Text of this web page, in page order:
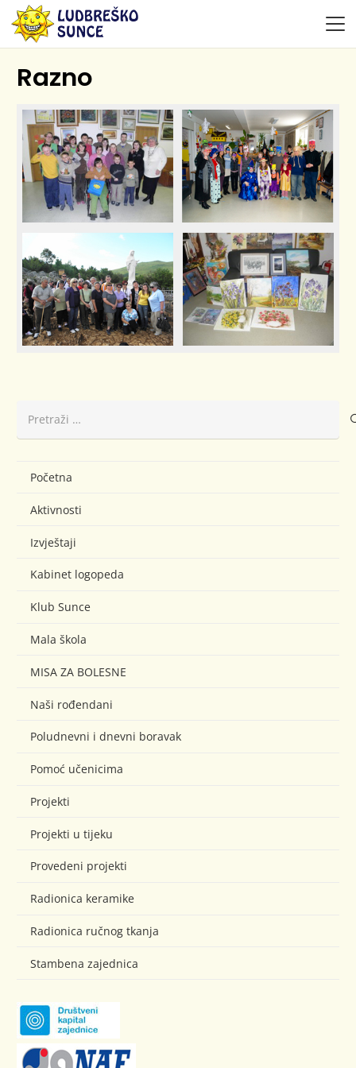
Razno
Početna
Aktivnosti
Izvještaji
Kabinet logopeda
Klub Sunce
Mala škola
MISA ZA BOLESNE
Naši rođendani
Poludnevni i dnevni boravak
Pomoć učenicima
Projekti
Projekti u tijeku
Provedeni projekti
Radionica keramike
Radionica ručnog tkanja
Stambena zajednica